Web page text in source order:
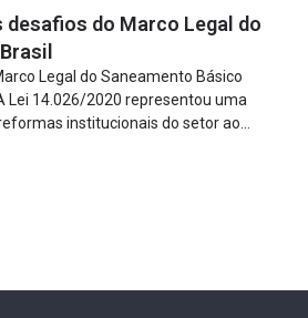
desafios do Marco Legal do
Legal do Saneamento Básico
Lei 14.026/2020 representou uma
institucionais do setor ao
da iniciativa privada,